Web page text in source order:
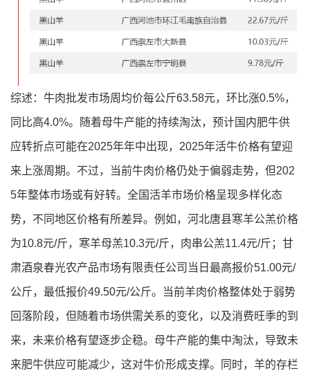
综述：牛肉批发市场周均价每公斤63.58元，环比涨0.5%，
同比高4.0%。随着母牛产能的持续淘汰，预计国内肥牛供
应转折点可能在2025年年中出现，2025年活牛价格有望迎
来上涨周期。不过，当前牛肉价格仍处于偏弱走势，但202
5年整体市场或有好转。全国活羊市场价格呈现多样化态
势，不同地区价格有所差异。例如，河北唐县寒羊公羔价格
为10.8元/斤，寒羊母羔10.3元/斤，肉串公羔11.4元/斤；甘
肃酒泉春光农产品市场有限责任公司当日最高报价51.00元/
公斤，最低报价49.50元/公斤。当前羊肉价格整体处于弱势
回落阶段，但随着市场供需关系的变化，以及消费旺季的到
来，未来价格有望逐步企稳。母牛产能的集中淘汰，导致未
来肥牛供应可能减少，这对牛价形成支撑。同时，羊的存栏